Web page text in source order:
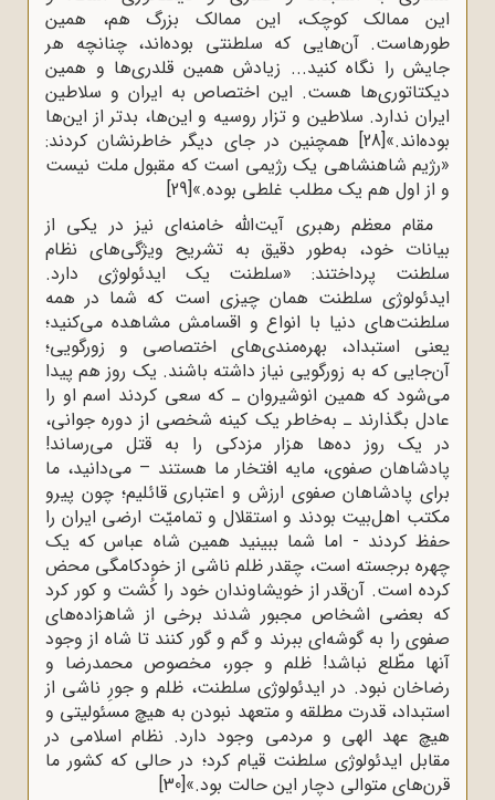
این‌‌ ‌‌ممالک کوچک، این ممالک بزرگ هم، همین
طورهاست. آن‌هایی که سلطنتی بوده‌اند،‌‌ ‌‌چنانچه هر
جایش را نگاه کنید... زیادش همین قلدری‌ها و همین
دیکتاتوری‌ها هست. این‌‌ ‌‌اختصاص به ایران و سلاطین
ایران ندارد. سلاطین و تزار روسیه و این‌ها، بدتر از این‌ها‌‌
‌‌بوده‌اند.‌»[28]
همچنین در جای دیگر خاطرنشان کردند:
«رژیم شاهنشاهی یک‌‌ ‌‌رژیمی است که مقبول ملت نیست
و از اول هم یک مطلب غلطی بوده.»[29]
مقام معظم رهبری آیت‌الله خامنه‌ای نیز در یکی از
بیانات خود، به‌طور دقیق به تشریح ویژگی‌های نظام
سلطنت پرداختند: «سلطنت یک ایدئولوژی دارد.
ایدئولوژی سلطنت همان چیزی است که شما در همه
سلطنت‌های دنیا با انواع و اقسامش مشاهده می‌کنید؛
یعنی استبداد، بهره‌مندی‌های اختصاصی و زورگویی؛
آن‌جایی که به زورگویی نیاز داشته باشند. یک روز هم پیدا
می‌شود که همین انوشیروان ـ که سعی کردند اسم او را
عادل بگذارند ـ به‌خاطر یک کینه شخصی از دوره جوانی،
در یک روز ده‌ها هزار مزدکی را به قتل می‌رساند!
پادشاهان صفوی، مایه افتخار ما هستند – می‌دانید، ما
برای پادشاهان صفوی ارزش و اعتباری قائلیم؛ چون پیرو
مکتب اهل‌بیت بودند و استقلال و تمامیّت ارضی ایران را
حفظ کردند - اما شما ببینید همین شاه‌ عباس که یک
چهره برجسته است، چقدر ظلم ناشی از خودکامگى محض
کرده است. آن‌قدر از خویشاوندان خود را کُشت و کور کرد
که بعضی اشخاص مجبور شدند برخی از شاهزاده‌های
صفوی را به گوشه‌ای ببرند و گم و گور کنند تا شاه از وجود
آنها مطّلع نباشد! ظلم و جور، مخصوص محمدرضا و
رضاخان نبود. در ایدئولوژی سلطنت، ظلم و جورِ ناشی از
استبداد، قدرت مطلقه و متعهد نبودن به هیچ مسئولیتی و
هیچ عهد الهی و مردمی وجود دارد. نظام اسلامی در
مقابل ایدئولوژی سلطنت قیام کرد؛ در حالی که کشور ما
قرن‌های متوالی دچار این حالت بود.»[30]